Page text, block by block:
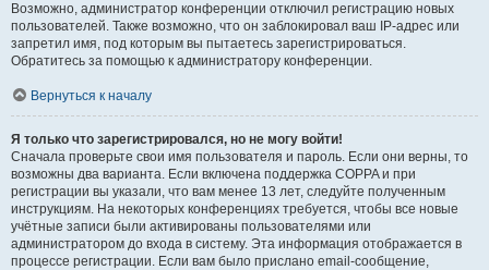
Возможно, администратор конференции отключил регистрацию новых
пользователей. Также возможно, что он заблокировал ваш IP-адрес или
запретил имя, под которым вы пытаетесь зарегистрироваться.
Обратитесь за помощью к администратору конференции.
Вернуться к началу
Я только что зарегистрировался, но не могу войти!
Сначала проверьте свои имя пользователя и пароль. Если они верны, то
возможны два варианта. Если включена поддержка COPPA и при
регистрации вы указали, что вам менее 13 лет, следуйте полученным
инструкциям. На некоторых конференциях требуется, чтобы все новые
учётные записи были активированы пользователями или
администратором до входа в систему. Эта информация отображается в
процессе регистрации. Если вам было прислано email-сообщение,